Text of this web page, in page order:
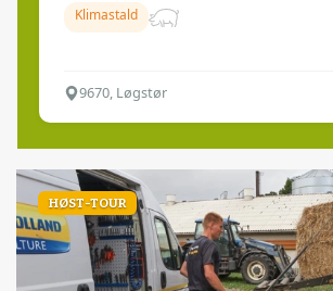
Klimastald
9670, Løgstør
HØST-TOUR